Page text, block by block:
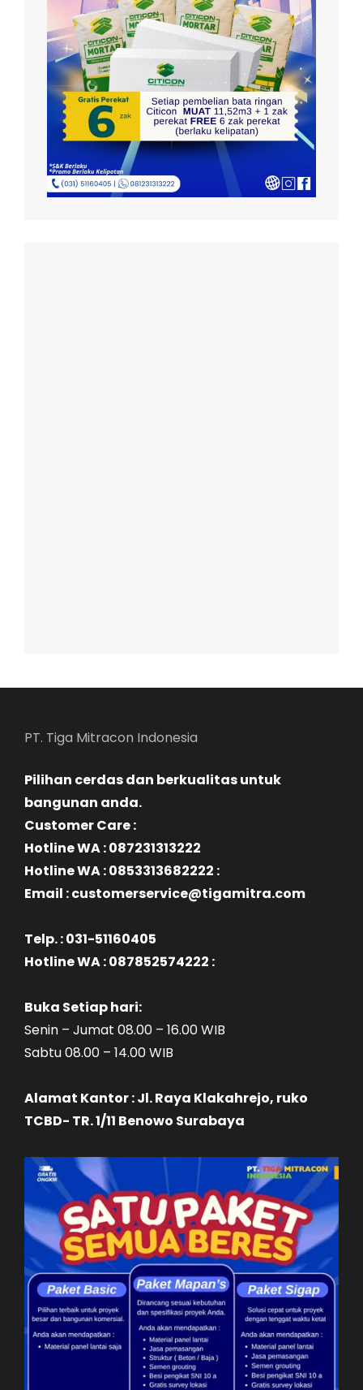
PT. Tiga Mitracon Indonesia
Pilihan cerdas dan berkualitas untuk
bangunan anda.
Customer Care :
Hotline WA : 087231313222
Hotline WA : 0853313682222 :
Email : customerservice@tigamitra.com
Telp. : 031-51160405
Hotline WA : 087852574222 :
Buka Setiap hari:
Senin – Jumat 08.00 – 16.00 WIB
Sabtu 08.00 – 14.00 WIB
Alamat Kantor : Jl. Raya Klakahrejo, ruko
TCBD- TR. 1/11 Benowo Surabaya